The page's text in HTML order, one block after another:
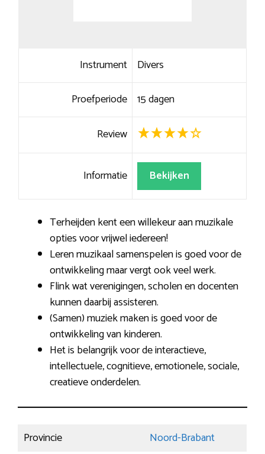
Instrument Divers
Proefperiode 15 dagen
Review
Informatie Bekijken
Terheijden kent een willekeur aan muzikale
opties voor vrijwel iedereen!
Leren muzikaal samenspelen is goed voor de
ontwikkeling maar vergt ook veel werk.
Flink wat verenigingen, scholen en docenten
kunnen daarbij assisteren.
(Samen) muziek maken is goed voor de
ontwikkeling van kinderen.
Het is belangrijk voor de interactieve,
intellectuele, cognitieve, emotionele, sociale,
creatieve onderdelen.
Provincie
Noord-Brabant